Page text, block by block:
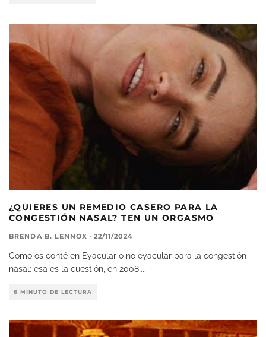
¿QUIERES UN REMEDIO CASERO PARA LA
CONGESTIÓN NASAL? TEN UN ORGASMO
BRENDA B. LENNOX · 22/11/2024
Como os conté en Eyacular o no eyacular para la congestión
nasal: esa es la cuestión, en 2008, ...
6 MINUTO DE LECTURA